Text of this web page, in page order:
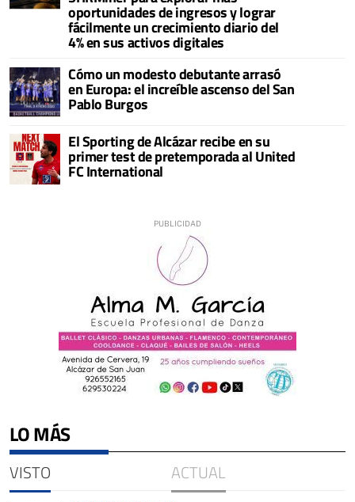
oportunidades de ingresos y lograr
fácilmente un crecimiento diario del
4% en sus activos digitales
Cómo un modesto debutante arrasó
en Europa: el increíble ascenso del San
Pablo Burgos
El Sporting de Alcázar recibe en su
primer test de pretemporada al United
FC International
LO MÁS
VISTO ACTUAL